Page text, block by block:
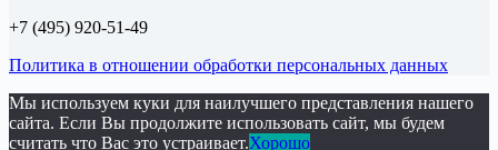
+7 (495) 920-51-49
Политика в отношении обработки персональных данных
Мы используем куки для наилучшего представления нашего
сайта. Если Вы продолжите использовать сайт, мы будем
считать что Вас это устраивает.Хорошо